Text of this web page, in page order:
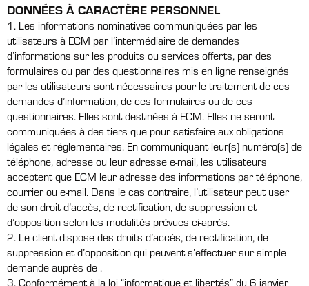
DONNÉES À CARACTÈRE PERSONNEL
1. Les informations nominatives communiquées par les
utilisateurs à ECM par l’intermédiaire de demandes
d’informations sur les produits ou services offerts, par des
formulaires ou par des questionnaires mis en ligne renseignés
par les utilisateurs sont nécessaires pour le traitement de ces
demandes d’information, de ces formulaires ou de ces
questionnaires. Elles sont destinées à ECM. Elles ne seront
communiquées à des tiers que pour satisfaire aux obligations
légales et réglementaires. En communiquant leur(s) numéro(s) de
téléphone, adresse ou leur adresse e-mail, les utilisateurs
acceptent que ECM leur adresse des informations par téléphone,
courrier ou e-mail. Dans le cas contraire, l’utilisateur peut user
de son droit d’accès, de rectification, de suppression et
d’opposition selon les modalités prévues ci-après.
2. Le client dispose des droits d’accès, de rectification, de
suppression et d’opposition qui peuvent s’effectuer sur simple
demande auprès de .